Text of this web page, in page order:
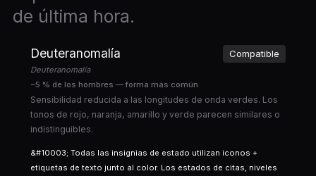
de última hora.
Deuteranomalía
Deuteranomalía
Compatible
~5 % de los hombres — forma más común
Sensibilidad reducida a las longitudes de onda verdes. Los
tonos de rojo, naranja, amarillo y verde parecen similares o
indistinguibles.
&#10003; Todas las insignias de estado utilizan iconos +
etiquetas de texto junto al color. Los estados de citas, niveles